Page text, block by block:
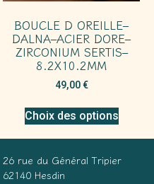
BOUCLE D OREILLE–
DALNA–ACIER DORE–
ZIRCONIUM SERTIS–
8.2X10.2MM
49,00€
Choix des options
26 rue du Général Tripier
62140 Hesdin